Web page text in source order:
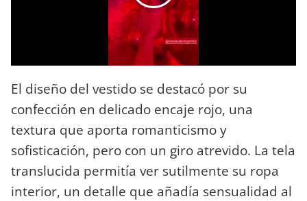
El diseño del vestido se destacó por su
confección en delicado encaje rojo, una
textura que aporta romanticismo y
sofisticación, pero con un giro atrevido. La tela
translucida permitía ver sutilmente su ropa
interior, un detalle que añadía sensualidad al